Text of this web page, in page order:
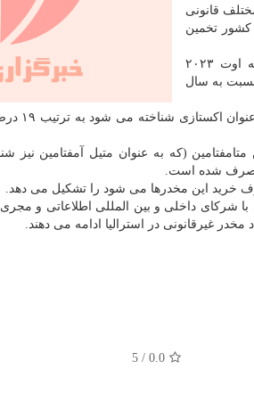
را با اندازه گیری ۱۲ ماده مختلف قانونی
کشور تخمین
این گزارش نشان داد استرالیایی ها در ۱۲ ماه منتهی به اوت ۲۰۲۳
مصرف کرده اند که ۱۷ درصد نسبت به سال
با شرکای داخلی و بین المللی اطلاعاتی و مجری
غیرقانونی در استرالیا ادامه می دهند.
0.0
/
5